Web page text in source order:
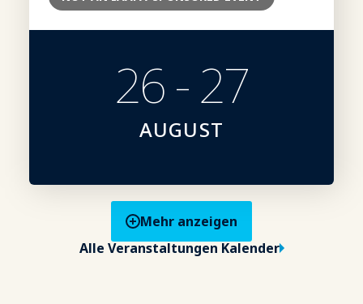
26 - 27
AUGUST
Mehr anzeigen
Alle Veranstaltungen Kalender